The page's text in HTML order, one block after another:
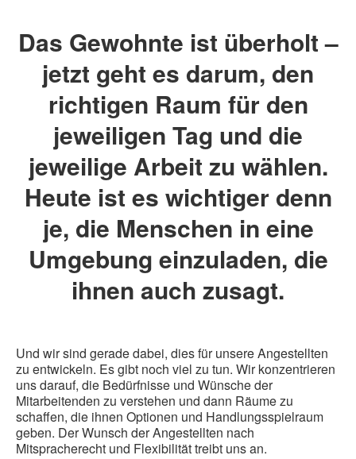
Das Gewohnte ist überholt –
jetzt geht es darum, den
richtigen Raum für den
jeweiligen Tag und die
jeweilige Arbeit zu wählen.
Heute ist es wichtiger denn
je, die Menschen in eine
Umgebung einzuladen, die
ihnen auch zusagt.
Und wir sind gerade dabei, dies für unsere Angestellten
zu entwickeln. Es gibt noch viel zu tun. Wir konzentrieren
uns darauf, die Bedürfnisse und Wünsche der
Mitarbeitenden zu verstehen und dann Räume zu
schaffen, die ihnen Optionen und Handlungsspielraum
geben. Der Wunsch der Angestellten nach
Mitspracherecht und Flexibilität treibt uns an.